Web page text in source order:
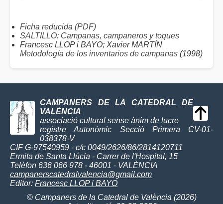
Ficha reducida (PDF)
SALTILLO: Campanas, campaneros y toques
Francesc LLOP i BAYO; Xavier MARTÍN
Metodología de los inventarios de campanas (1998)
CAMPANERS DE LA CATEDRAL DE
VALÈNCIA
associació cultural sense ànim de lucre
registre Autonòmic Secció Primera CV-01-
038378-V
CIF G-97540959 - c/c 0049/2626/86/2814120711
Ermita de Santa Llúcia - Carrer de l'Hospital, 15
Telèfon 636 066 978 - 46001 - VALÈNCIA
campanerscatedralvalencia@gmail.com
Editor: Francesc LLOP i BAYO
© Campaners de la Catedral de València (2026)